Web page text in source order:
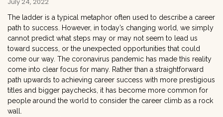
The ladder is a typical metaphor often used to describe a career
path to success. However, in today’s changing world, we simply
cannot predict what steps may or may not seem to lead us
toward success, or the unexpected opportunities that could
come our way. The coronavirus pandemic has made this reality
come into clear focus for many. Rather than a straightforward
path upwards to achieving career success with more prestigious
titles and bigger paychecks, it has become more common for
people around the world to consider the career climb as a rock
wall.